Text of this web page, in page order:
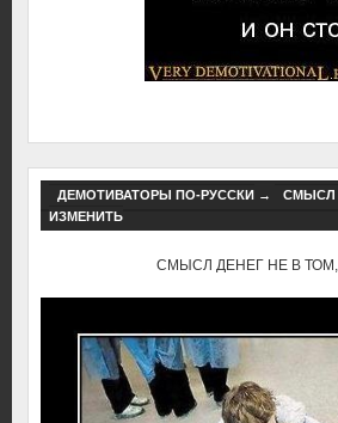
ДЕМОТИВАТОРЫ ПО-РУССКИ→
СМЫСЛ
ИЗМЕНИТЬ
СМЫСЛ ДЕНЕГ НЕ В ТОМ, -